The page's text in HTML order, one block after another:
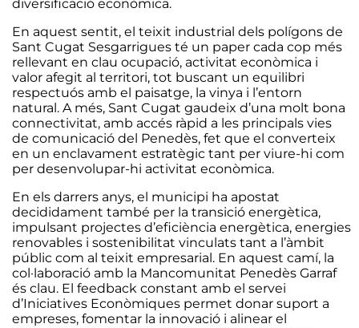
diversificació econòmica.
En aquest sentit, el teixit industrial dels polígons de
Sant Cugat Sesgarrigues té un paper cada cop més
rellevant en clau ocupació, activitat econòmica i
valor afegit al territori, tot buscant un equilibri
respectuós amb el paisatge, la vinya i l’entorn
natural. A més, Sant Cugat gaudeix d’una molt bona
connectivitat, amb accés ràpid a les principals vies
de comunicació del Penedès, fet que el converteix
en un enclavament estratègic tant per viure-hi com
per desenvolupar-hi activitat econòmica.
En els darrers anys, el municipi ha apostat
decididament també per la transició energètica,
impulsant projectes d’eficiència energètica, energies
renovables i sostenibilitat vinculats tant a l’àmbit
públic com al teixit empresarial. En aquest camí, la
col·laboració amb la Mancomunitat Penedès Garraf
és clau. El feedback constant amb el servei
d’Iniciatives Econòmiques permet donar suport a
empreses, fomentar la innovació i alinear el